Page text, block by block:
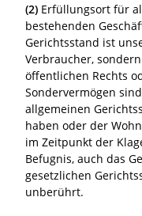
(2) Erfüllungsort für
bestehenden
Gerichtsstand ist
Verbraucher,
öffentlichen Rechts
Sondervermögen
allgemeinen
haben oder der
im Zeitpunkt der
Befugnis, auch das
gesetzlichen
unberührt.